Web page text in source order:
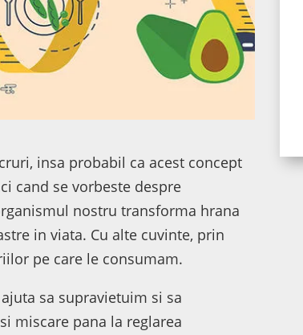
insa probabil ca acest concept
cand se vorbeste despre
nostru transforma hrana
in viata. Cu alte cuvinte, prin
pe care le consumam.
sa supravietuim si sa
miscare pana la reglarea